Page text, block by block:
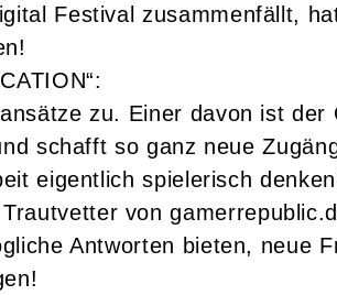
Festival zusammenfällt,
zu. Einer davon ist der
schafft so ganz neue
eigentlich spielerisch
von
Antworten bieten, neue